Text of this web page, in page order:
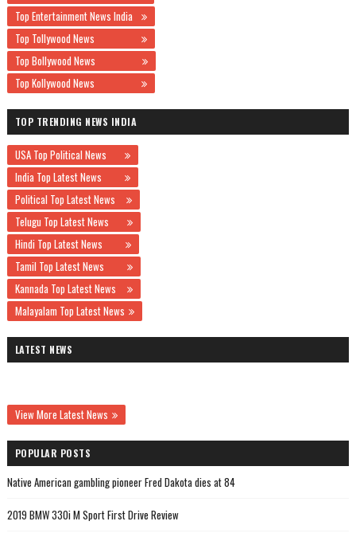
Top Entertainment News India
Top Tollywood News
Top Bollywood News
Top Kollywood News
TOP TRENDING NEWS INDIA
USA Top Political News
India Top Latest News
Political Top Latest News
Telugu Top Latest News
Hindi Top Latest News
Tamil Top Latest News
Kannada Top Latest News
Malayalam Top Latest News
LATEST NEWS
View More Latest News
POPULAR POSTS
Native American gambling pioneer Fred Dakota dies at 84
2019 BMW 330i M Sport First Drive Review